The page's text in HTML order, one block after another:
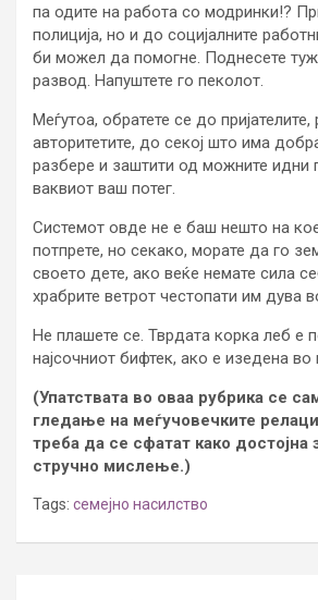
па одите на работа со модринки!?
полиција, но и до социјалните
би можел да помогне. Поднесете
развод. Напуштете го пеколот.
Меѓутоа, обратете се до пријателите,
авторитетите, до секој што има
разбере и заштити од можните идни
ваквиот ваш потег.
Системот овде не е баш нешто на
потпрете, но секако, морате да го
своето дете, ако веќе немате сила
храбрите ветрот честопати им дува
Не плашете се. Тврдата корка леб е
најсочниот бифтек, ако е изедена во
(Упатствата во оваа рубрика се
гледање на меѓучовечките
треба да се сфатат како достојна
стручно мислење.)
Tags: семејно насилство